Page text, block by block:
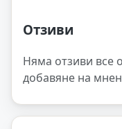
Отзиви
Няма отзиви все
добавяне на